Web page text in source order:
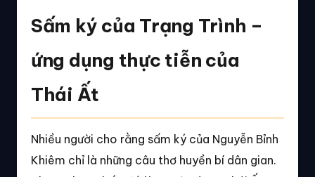
Sấm ký của Trạng Trình –
ứng dụng thực tiễn của
Thái Ất
Nhiều người cho rằng sấm ký của Nguyễn Bỉnh
Khiêm chỉ là những câu thơ huyền bí dân gian.